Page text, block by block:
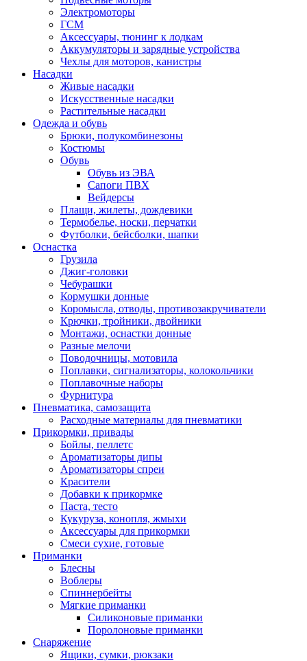
Электромоторы
ГСМ
Аксессуары, тюнинг к лодкам
Аккумуляторы и зарядные устройства
Чехлы для моторов, канистры
Насадки
Живые насадки
Искусственные насадки
Растительные насадки
Одежда и обувь
Брюки, полукомбинезоны
Костюмы
Обувь
Обувь из ЭВА
Сапоги ПВХ
Вейдерсы
Плащи, жилеты, дождевики
Термобелье, носки, перчатки
Футболки, бейсболки, шапки
Оснастка
Грузила
Джиг-головки
Чебурашки
Кормушки донные
Коромысла, отводы, противозакручиватели
Крючки, тройники, двойники
Монтажи, оснастки донные
Разные мелочи
Поводочницы, мотовила
Поплавки, сигнализаторы, колокольчики
Поплавочные наборы
Фурнитура
Пневматика, самозащита
Расходные материалы для пневматики
Прикормки, привады
Бойлы, пеллетс
Ароматизаторы дипы
Ароматизаторы спреи
Красители
Добавки к прикормке
Паста, тесто
Кукуруза, конопля, жмыхи
Аксессуары для прикормки
Смеси сухие, готовые
Приманки
Блесны
Воблеры
Спиннербейты
Мягкие приманки
Силиконовые приманки
Поролоновые приманки
Снаряжение
Ящики, сумки, рюкзаки